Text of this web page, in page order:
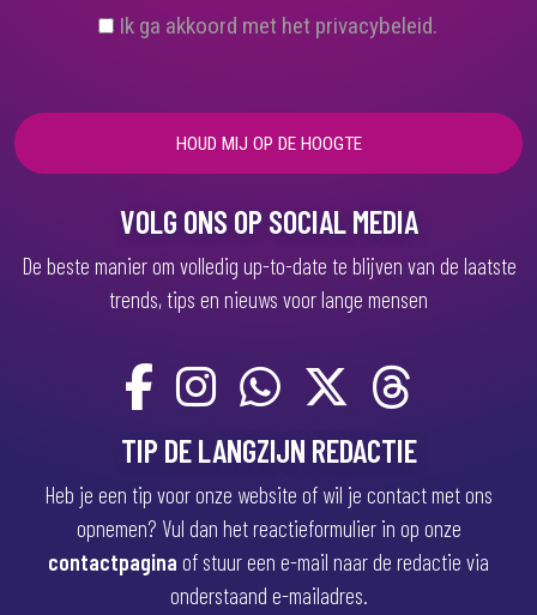
(
e
i
t
Ik ga akkoord met het privacybeleid.
VOLG ONS OP SOCIAL MEDIA
De beste manier om volledig up-to-date te blijven van de laatste
trends, tips en nieuws voor lange mensen
TIP DE LANGZIJN REDACTIE
Heb je een tip voor onze website of wil je contact met ons
opnemen? Vul dan het reactieformulier in op onze
contactpagina of stuur een e-mail naar de redactie via
onderstaand e-mailadres.